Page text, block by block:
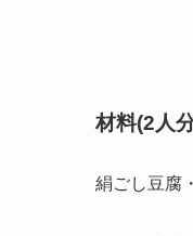
材料(2人
絹ごし豆腐